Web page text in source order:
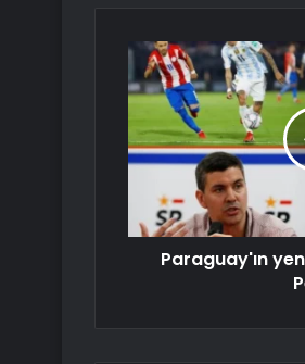
Paraguay'ın